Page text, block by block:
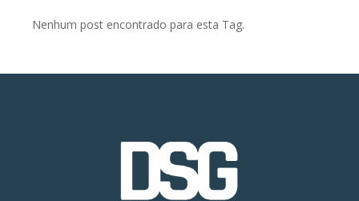
Nenhum post encontrado para esta Tag.